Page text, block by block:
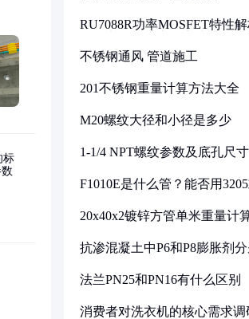
RU7088R功率MOSFET特性
不锈钢通风 管道施工
201不锈钢重量计算方法大全
M20螺纹大径和小径是多少
1-1/4 NPT螺纹参数及底孔尺
F1010E是什么管？能否用
20x40x2镀锌方管单米重量计
抗渗混凝土中P6和P8膨胀剂
法兰PN25和PN16有什么区别
消费者对洗衣机的核心需求调